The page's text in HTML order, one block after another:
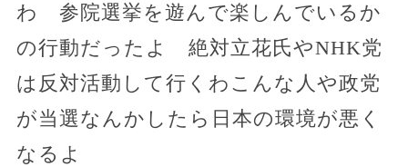
わ 参院選挙を遊んで楽しんでいるか
の行動だったよ 絶対立花氏やNHK党
は反対活動して行くわこんな人や政党
が当選なんかしたら日本の環境が悪く
なるよ